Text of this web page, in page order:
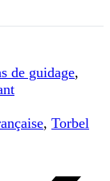
de guidage,
, Torbel